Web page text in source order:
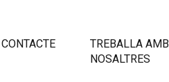
CONTACTE
TREBALLA AMB
NOSALTRES